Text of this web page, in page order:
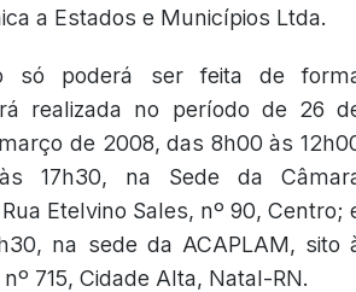
a Estados e Municípios Ltda.
só poderá ser feita de
realizada no período de 26
de 2008, das 8h00 às
17h30, na Sede da
Etelvino Sales, nº 90, Centro;
na sede da ACAPLAM, sito
715, Cidade Alta, Natal-RN.